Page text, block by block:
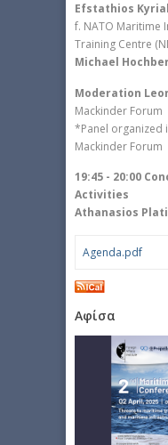
Efstathios
f. NATO Maritime
Training Centre
Michael
Moderation
Mackinder Forum
*Panel organized
Mackinder Forum
19:45 - 20:00
Activities
Athanasios
Agenda.pdf
Αφίσα